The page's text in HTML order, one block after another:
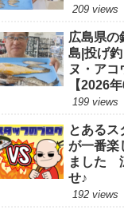
209 views
広島県の
島|投げ
ヌ・アコ
【2026年
199 views
とある
が一番楽
ました
せ♪
192 views